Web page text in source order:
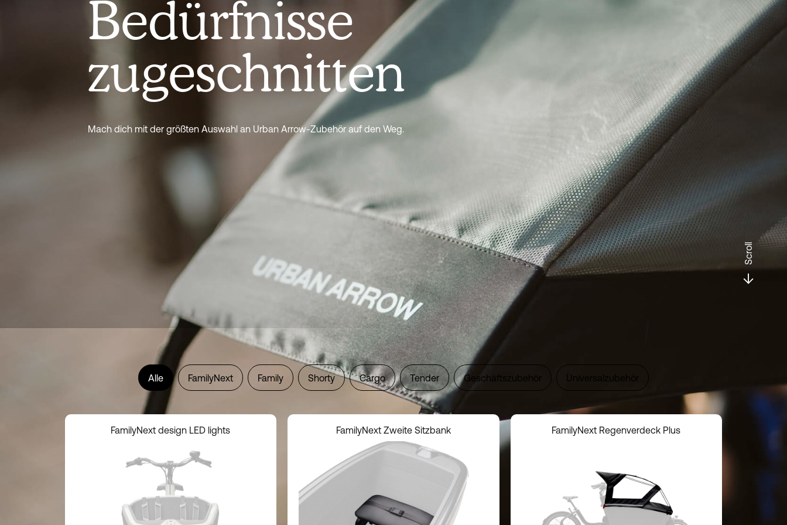
Bedürfnisse
zugeschnitten
Mach dich mit der größten Auswahl an Urban Arrow-Zubehör auf den Weg.
Scroll
Alle FamilyNext Family Shorty Cargo Tender Geschäftszubehör Universalzubehör
FamilyNext design LED lights FamilyNext Zweite Sitzbank FamilyNext Regenverdeck Plus